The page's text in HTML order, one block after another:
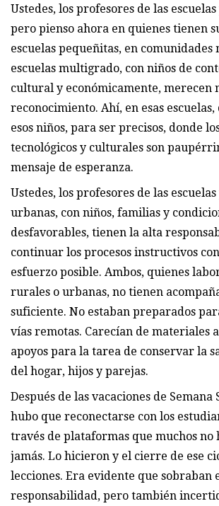
Ustedes, los profesores de las
pero pienso ahora en quienes tienen
escuelas pequeñitas, en comunidades
escuelas multigrado, con niños de
cultural y económicamente, merecen
reconocimiento. Ahí, en esas escuelas,
esos niños, para ser precisos, donde
tecnológicos y culturales son
mensaje de esperanza.
Ustedes, los profesores de las
urbanas, con niños, familias y
desfavorables, tienen la alta
continuar los procesos instructivos
esfuerzo posible. Ambos, quienes
rurales o urbanas, no tienen
suficiente. No estaban preparados
vías remotas. Carecían de materiales
apoyos para la tarea de conservar la
del hogar, hijos y parejas.
Después de las vacaciones de Semana
hubo que reconectarse con los
través de plataformas que muchos no
jamás. Lo hicieron y el cierre de ese
lecciones. Era evidente que sobraban
responsabilidad, pero también